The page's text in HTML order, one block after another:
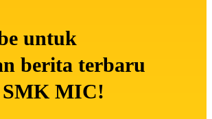
untuk
berita terbaru
SMK MIC!